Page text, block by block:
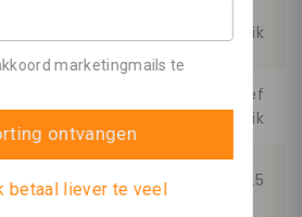
23 - zwaar woongebruik
34 - intensief
projectgebruik
25
marketingmails te
ontvangen
betaal liever te veel